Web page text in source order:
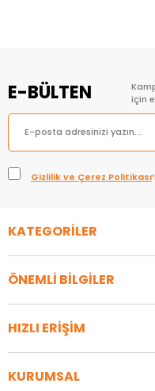
E-BÜLTEN
için
Gizlilik ve Çerez Politikası
KATEGORİLER
ÖNEMLİ BİLGİLER
HIZLI ERİŞİM
KURUMSAL